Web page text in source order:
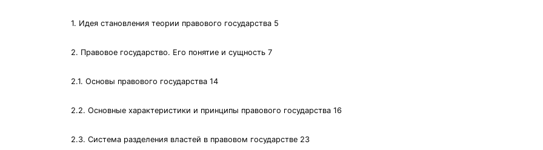
1. Идея становления теории правового государства 5
2. Правовое государство. Его понятие и сущность 7
2.1. Основы правового государства 14
2.2. Основные характеристики и принципы правового государства 16
2.3. Система разделения властей в правовом государстве 23